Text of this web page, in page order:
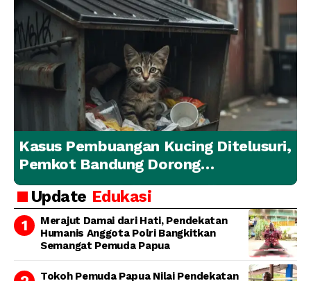
Kasus Pembuangan Kucing Ditelusuri,
Pemkot Bandung Dorong
Penanganan Hewan yang
Bertanggung Jawab
Update Edukasi
Merajut Damai dari Hati, Pendekatan
Humanis Anggota Polri Bangkitkan
Semangat Pemuda Papua
Tokoh Pemuda Papua Nilai Pendekatan